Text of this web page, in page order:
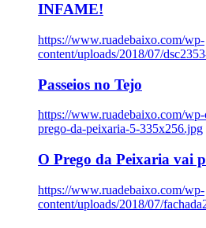
INFAME!
https://www.ruadebaixo.com/wp-
content/uploads/2018/07/
Passeios no Tejo
https://www.ruadebaixo.com/
prego-da-peixaria-5-335x256.jpg
O Prego da Peixaria vai
https://www.ruadebaixo.com/wp-
content/uploads/2018/07/